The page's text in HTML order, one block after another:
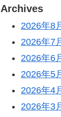
Archives
2026年8
2026年7
2026年6
2026年5
2026年4
2026年3